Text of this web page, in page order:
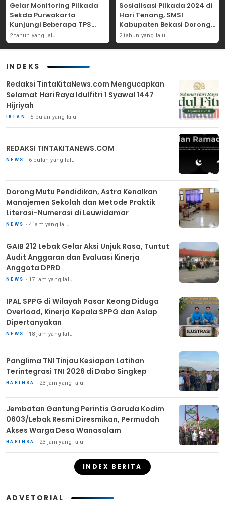
Gelar Monitoring Pilkada
Sekda Purwakarta
Kunjungi Beberapa TPS
Yang Ada Di Purwakarta
2 tahun yang lalu
Sosialisasi Pilkada 2024 di
Hari Tenang, SMSI
Kabupaten Bekasi Dorong
Angka Partisipasi
Masyarakat
2 tahun yang lalu
INDEKS
Redaksi TintaKitaNews.com Mengucapkan
Selamat Hari Raya Idulfitri 1 Syawal 1447
Hijriyah
IKLAN 5 bulan yang lalu
REDAKSI TINTAKITANEWS.COM
NEWS 6 bulan yang lalu
Dorong Mutu Pendidikan, Astra Kenalkan
Manajemen Sekolah dan Metode Praktik
Literasi-Numerasi di Leuwidamar
NEWS 4 jam yang lalu
GAIB 212 Lebak Gelar Aksi Unjuk Rasa, Tuntut
Audit Anggaran dan Evaluasi Kinerja
Anggota DPRD
NEWS 17 jam yang lalu
IPAL SPPG di Wilayah Pasar Keong Diduga
Overload, Kinerja Kepala SPPG dan Aslap
Dipertanyakan
NEWS 18 jam yang lalu
Panglima TNI Tinjau Kesiapan Latihan
Terintegrasi TNI 2026 di Dabo Singkep
BABINSA 23 jam yang lalu
Jembatan Gantung Perintis Garuda Kodim
0603/Lebak Resmi Diresmikan, Permudah
Akses Warga Desa Wanasalam
BABINSA 23 jam yang lalu
INDEX BERITA
ADVETORIAL